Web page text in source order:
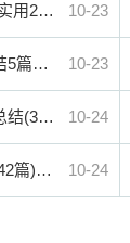
用2… 10-23
5篇… 10-23
结(3… 10-24
篇)… 10-24